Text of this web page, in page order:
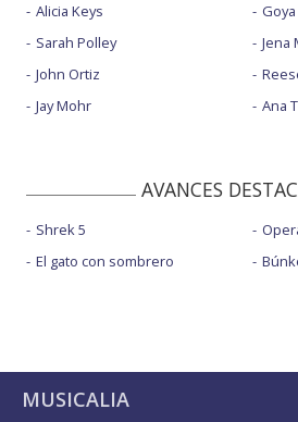
Alicia Keys
Sarah Polley
John Ortiz
Jay Mohr
Jena
Ana
AVANCES
Shrek 5
El gato con sombrero
MUSICALIA